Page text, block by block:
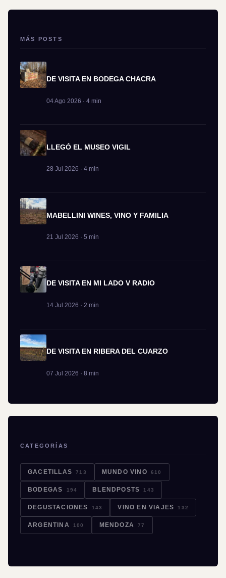
MÁS POSTS
DE VISITA EN BODEGA CHACRA
04 Ago 2026 · 4 min
LLEGÓ EL MUSEO VIGIL
28 Jul 2026 · 4 min
MABELLINI WINES, VINO Y FAMILIA
21 Jul 2026 · 5 min
DE VISITA EN MI LADO V RADIO
14 Jul 2026 · 2 min
DE VISITA EN RIBERA DEL CUARZO
07 Jul 2026 · 8 min
CATEGORÍAS
GACETILLAS 713 MUNDO VINO 610
BODEGAS 194 BLENDPOSTS 143
DEGUSTACIONES 143 VINO EN VIAJES 132
ARGENTINA 100 MENDOZA 77